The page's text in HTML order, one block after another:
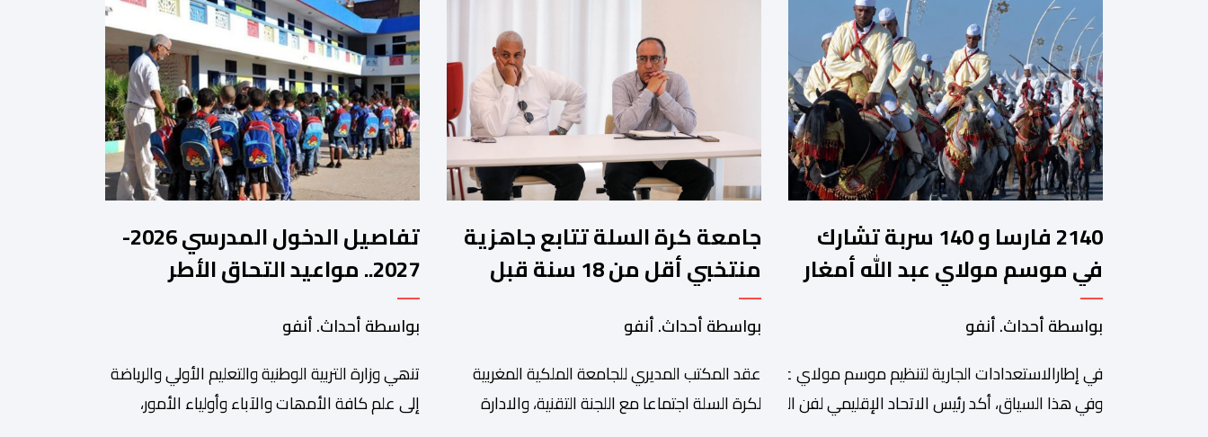
2140 فارسا و 140 سربة تشارك
في موسم مولاي عبد الله أمغار
بواسطة أحداث. أنفو
في إطارالاستعدادات الجارية لتنظيم موسم مولاي عبد الله أمغار،تواصلت عملية إحصاء السربات المشاركة في واحدة من أبرزالتظاهرات التراثية بالمغرب، والتي تستقطب سنويا
وفي هذا السياق، أكد رئيس الاتحاد الإقليمي لفن التبوريدة،
جامعة كرة السلة تتابع جاهزية
منتخبي أقل من 18 سنة قبل
كأس إفريقيا
بواسطة أحداث. أنفو
عقد المكتب المديري للجامعة الملكية المغربية
لكرة السلة اجتماعا مع اللجنة التقنية، والادارة
تفاصيل الدخول المدرسي 2026-
2027.. مواعيد التحاق الأطر
والتلاميذ بالمؤسسات التعليمية
بواسطة أحداث. أنفو
تنھي وزارة التربیة الوطنیة والتعلیم الأولي والریاضة
إلى علم كافة الأمھات والآباء وأولیاء الأمور،